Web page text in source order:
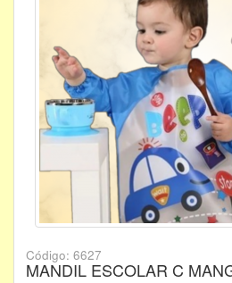
Código: 6627
MANDIL ESCOLAR C